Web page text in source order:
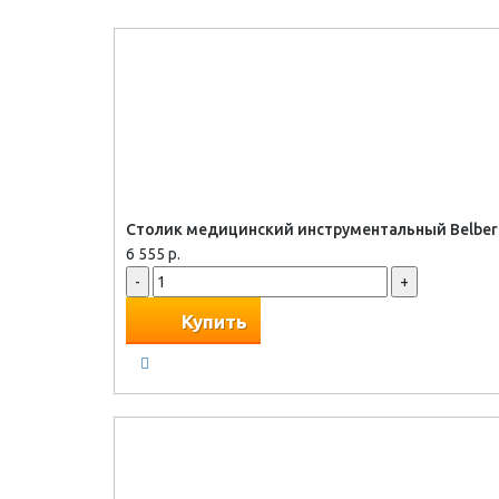
Столик медицинский инструментальный
6 555 р.
-
+
Купить